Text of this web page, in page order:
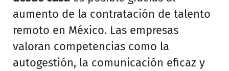
aumento de la contratación de talento
remoto en México. Las empresas
valoran competencias como la
autogestión, la comunicación eficaz y